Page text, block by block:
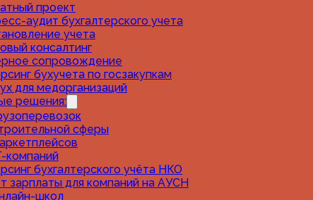
проект
аудит бухгалтерского учета
учета
консалтинг
сопровождение
бухучета по госзакупкам
для медорганизаций
решения:
сферы
компаний
бухгалтерского учёта НКО
зарплаты для компаний на АУСН
школ
и как он касается бизнеса на